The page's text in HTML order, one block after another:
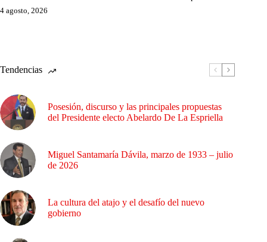
4 agosto, 2026
Tendencias
Posesión, discurso y las principales propuestas
del Presidente electo Abelardo De La Espriella
Miguel Santamaría Dávila, marzo de 1933 – julio
de 2026
La cultura del atajo y el desafío del nuevo
gobierno